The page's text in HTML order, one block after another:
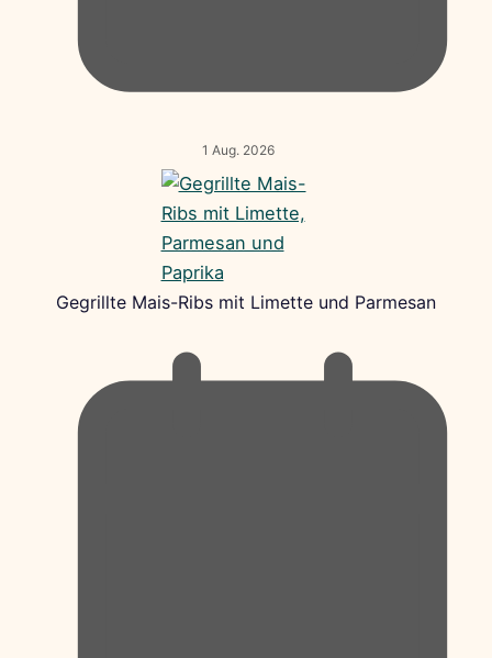
1 Aug. 2026
Gegrillte Mais-Ribs mit Limette und Parmesan